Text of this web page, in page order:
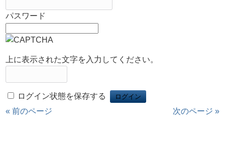
パスワード
上に表示された文字を入力してください。
ログイン状態を保存する
« 前のページ
次のページ »